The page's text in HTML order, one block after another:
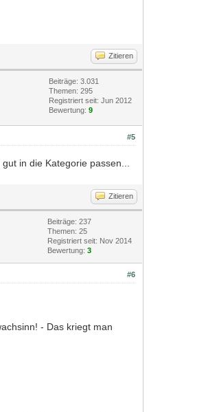
Zitieren
Beiträge: 3.031
Themen: 295
Registriert seit: Jun 2012
Bewertung:9
#5
in die Kategorie passen...
Zitieren
Beiträge: 237
Themen: 25
Registriert seit: Nov 2014
Bewertung:3
#6
- Das kriegt man